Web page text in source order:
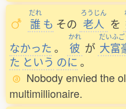
だれ
誰 も その
ろうじん
老人 を
なかった。
かれ
彼 が
だいふご
大富
た という のに。
Nobody envied the
multimillionaire.